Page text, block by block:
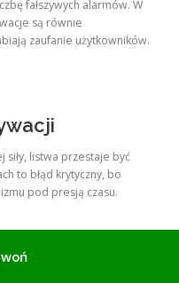
fałszywych alarmów. W
są równie
zaufanie użytkowników.
siły, listwa przestaje być
to błąd krytyczny, bo
pod presją czasu.
zwiększa ryzyko zakłóceń.